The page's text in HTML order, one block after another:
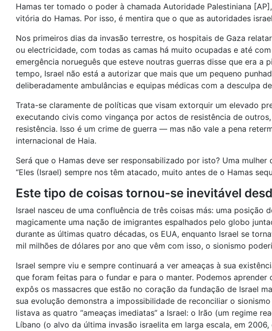
Hamas ter tomado o poder à chamada Autoridade Palestiniana
vitória do Hamas. Por isso, é mentira que o que as autoridades
Nos primeiros dias da invasão terrestre, os hospitais de Gaza
ou electricidade, com todas as camas há muito ocupadas e até
emergência norueguês que esteve noutras guerras disse que era a
tempo, Israel não está a autorizar que mais que um pequeno
deliberadamente ambulâncias e equipas médicas com a desculpa
Trata-se claramente de políticas que visam extorquir um elevado
executando civis como vingança por actos de resistência de
resistência. Isso é um crime de guerra — mas não vale a pena
internacional de Haia.
Será que o Hamas deve ser responsabilizado por isto? Uma
“Eles (Israel) sempre nos têm atacado, muito antes de o Hamas
Este tipo de coisas tornou-se inevitável
Israel nasceu de uma confluência de três coisas más: uma
magicamente uma nação de imigrantes espalhados pelo globo
durante as últimas quatro décadas, os EUA, enquanto Israel se
mil milhões de dólares por ano que vêm com isso, o sionismo
Israel sempre viu e sempre continuará a ver ameaças à sua
que foram feitas para o fundar e para o manter. Podemos
expôs os massacres que estão no coração da fundação de Israel
sua evolução demonstra a impossibilidade de reconciliar o
listava as quatro “ameaças imediatas” a Israel: o Irão (um regime
Líbano (o alvo da última invasão israelita em larga escala, em